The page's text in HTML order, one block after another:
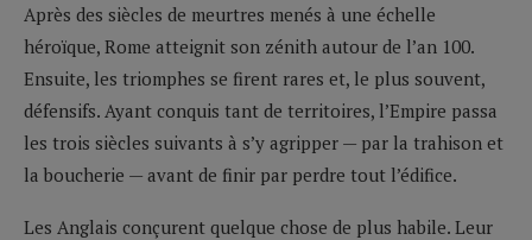
Après des siècles de meurtres menés à une échelle
héroïque, Rome atteignit son zénith autour de l’an 100.
Ensuite, les triomphes se firent rares et, le plus souvent,
défensifs. Ayant conquis tant de territoires, l’Empire passa
les trois siècles suivants à s’y agripper — par la trahison et
la boucherie — avant de finir par perdre tout l’édifice.
Les Anglais conçurent quelque chose de plus habile. Leur